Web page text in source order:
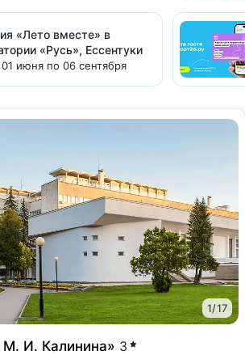
«Лето вместе» в
«Русь», Ессентуки
01 июня по 06 сентября
1/17
И. Калинина» 3